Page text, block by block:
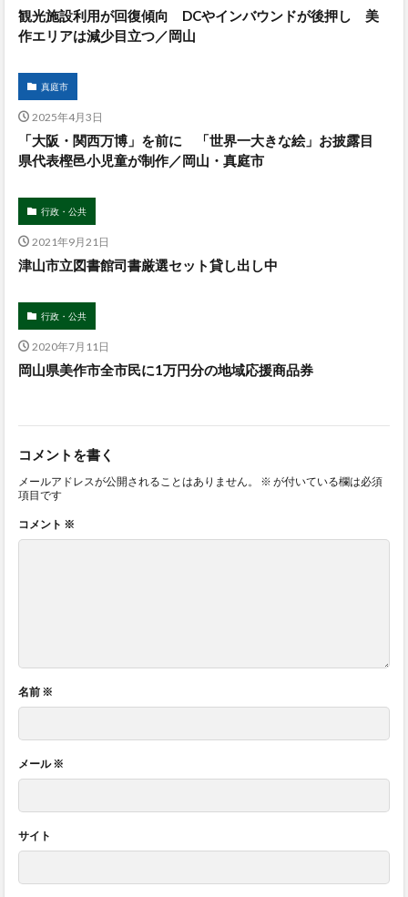
観光施設利用が回復傾向 DCやインバウンドが後押し 美
作エリアは減少目立つ／岡山
真庭市
2025年4月3日
「大阪・関西万博」を前に 「世界一大きな絵」お披露目
県代表樫邑小児童が制作／岡山・真庭市
行政・公共
2021年9月21日
津山市立図書館司書厳選セット貸し出し中
行政・公共
2020年7月11日
岡山県美作市全市民に1万円分の地域応援商品券
コメントを書く
メールアドレスが公開されることはありません。 ※ が付いている欄は必須
項目です
コメント ※
名前 ※
メール※
サイト